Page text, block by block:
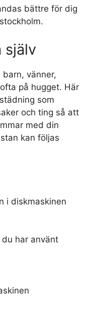
bättre för dig
själv
vänner,
på hugget. Här
som
och ting så att
med din
kan följas
i diskmaskinen
du har använt